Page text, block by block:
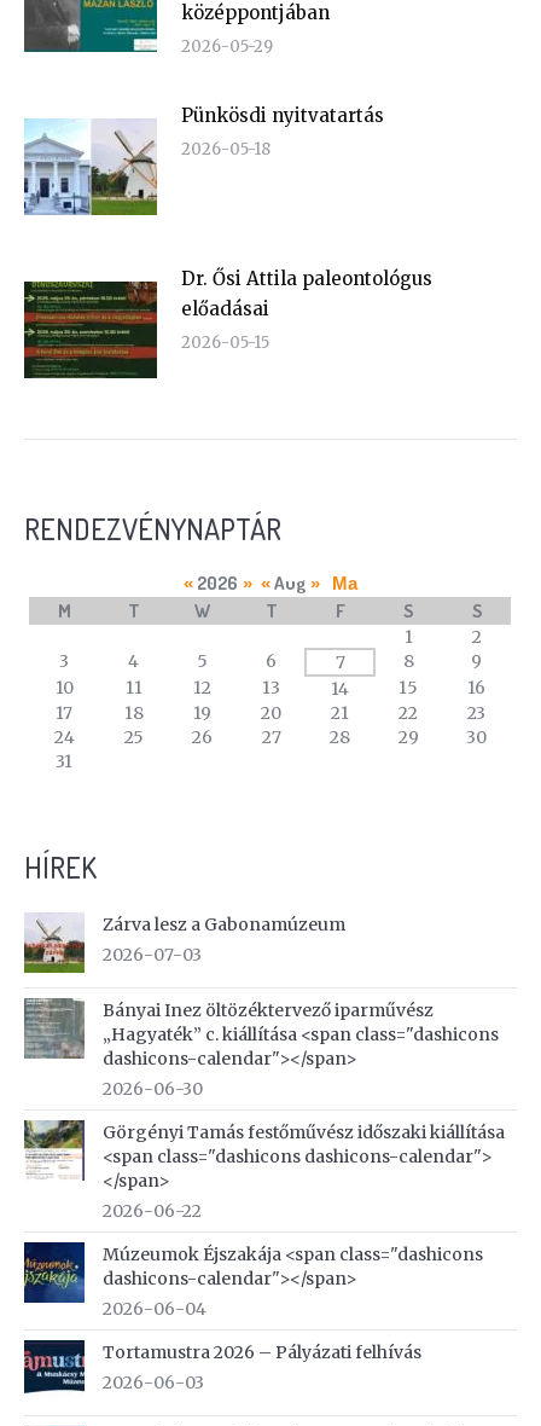
középpontjában
2026-05-29
Pünkösdi nyitvatartás
2026-05-18
Dr. Ősi Attila paleontológus
előadásai
2026-05-15
RENDEZVÉNYNAPTÁR
calendar
events
« 2026 » « Aug » Ma
M T W T F S S
1
2
3
4 5 6 7 8
9
10
11 12 13 14 15
16
17
18 19 20 21 22
23
24
25 26 27 28 29
30
31
HÍREK
Zárva lesz a Gabonamúzeum
2026-07-03
Bányai Inez öltözéktervező iparművész
„Hagyaték” c. kiállítása <span class="dashicons
dashicons-calendar"></span>
2026-06-30
Görgényi Tamás festőművész időszaki kiállítása
<span class="dashicons dashicons-calendar">
</span>
2026-06-22
Múzeumok Éjszakája <span class="dashicons
dashicons-calendar"></span>
2026-06-04
Tortamustra 2026 – Pályázati felhívás
2026-06-03